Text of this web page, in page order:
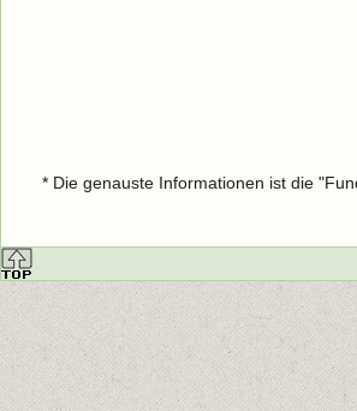
* Die genauste Informationen ist die